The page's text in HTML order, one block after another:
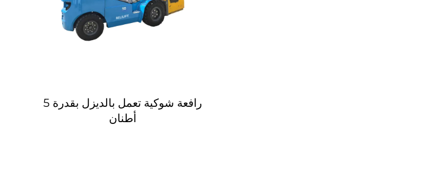
رافعة شوكية تعمل بالديزل بقدرة 5
أطنان